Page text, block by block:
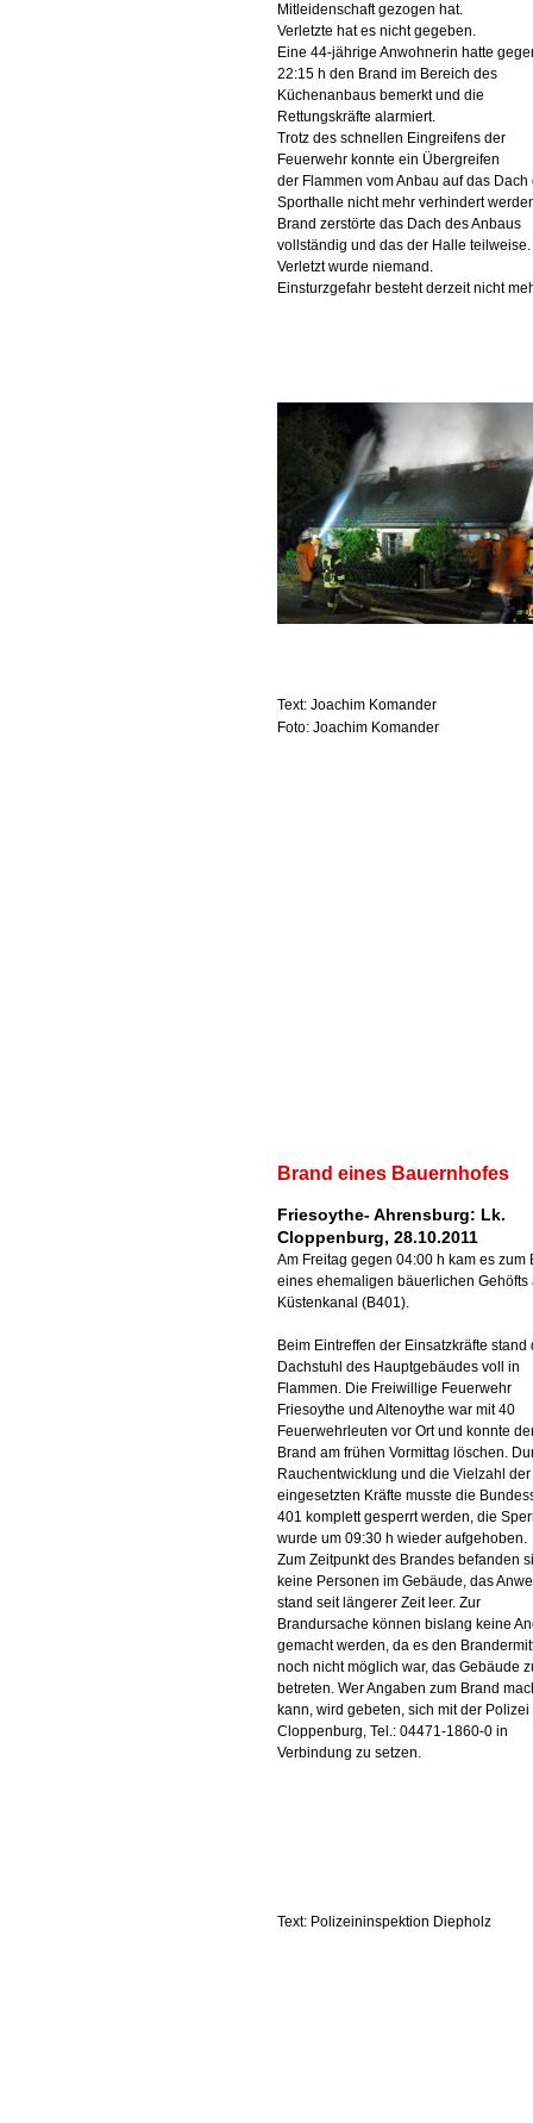
Mitleidenschaft gezogen hat.
Verletzte hat es nicht gegeben.
Eine 44-jährige Anwohnerin hatte
22:15 h den Brand im Bereich des
Küchenanbaus bemerkt und die
Rettungskräfte alarmiert.
Trotz des schnellen Eingreifens der
Feuerwehr konnte ein Übergreifen
der Flammen vom Anbau auf das Dach
Sporthalle nicht mehr verhindert
Brand zerstörte das Dach des Anbaus
vollständig und das der Halle teilweise.
Verletzt wurde niemand.
Einsturzgefahr besteht derzeit nicht
Text: Joachim Komander
Foto: Joachim Komander
Brand eines Bauernhofes
Friesoythe- Ahrensburg: Lk.
Cloppenburg, 28.10.2011
Am Freitag gegen 04:00 h kam es zum
eines ehemaligen bäuerlichen Gehöfts
Küstenkanal (B401).
Beim Eintreffen der Einsatzkräfte stand
Dachstuhl des Hauptgebäudes voll in
Flammen. Die Freiwillige Feuerwehr
Friesoythe und Altenoythe war mit 40
Feuerwehrleuten vor Ort und konnte
Brand am frühen Vormittag löschen.
Rauchentwicklung und die Vielzahl der
eingesetzten Kräfte musste die
401 komplett gesperrt werden, die
wurde um 09:30 h wieder aufgehoben.
Zum Zeitpunkt des Brandes befanden
keine Personen im Gebäude, das
stand seit längerer Zeit leer. Zur
Brandursache können bislang keine
gemacht werden, da es den
noch nicht möglich war, das Gebäude
betreten. Wer Angaben zum Brand
kann, wird gebeten, sich mit der Polizei
Cloppenburg, Tel.: 04471-1860-0 in
Verbindung zu setzen.
Text: Polizeininspektion Diepholz